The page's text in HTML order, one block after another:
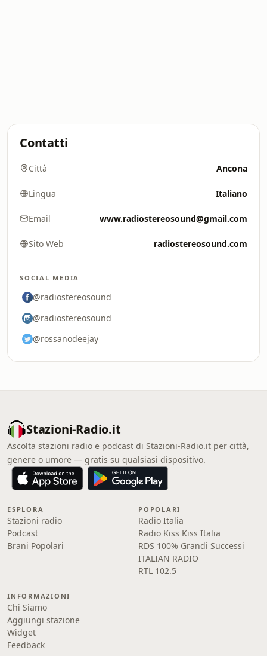
Contatti
Città Ancona
Lingua Italiano
Email www.radiostereosound@gmail.com
Sito Web radiostereosound.com
SOCIAL MEDIA
@radiostereosound
@radiostereosound
@rossanodeejay
Stazioni-Radio.it
Ascolta stazioni radio e podcast di Stazioni-Radio.it per città,
genere o umore — gratis su qualsiasi dispositivo.
ESPLORA
Stazioni radio
Podcast
Brani Popolari
POPOLARI
Radio Italia
Radio Kiss Kiss Italia
RDS 100% Grandi Successi
ITALIAN RADIO
RTL 102.5
INFORMAZIONI
Chi Siamo
Aggiungi stazione
Widget
Feedback